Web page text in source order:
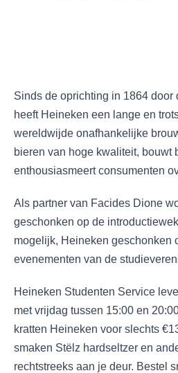
Sinds de oprichting in 1864 door
heeft Heineken een lange en
wereldwijde onafhankelijke
bieren van hoge kwaliteit, bouwt
enthousiasmeert consumenten
Als partner van Facides Dione
geschonken op de
mogelijk, Heineken geschonken
evenementen van de
Heineken Studenten Service
met vrijdag tussen 15:00 en
kratten Heineken voor slechts
smaken Stëlz hardseltzer en
rechtstreeks aan je deur. Bestel